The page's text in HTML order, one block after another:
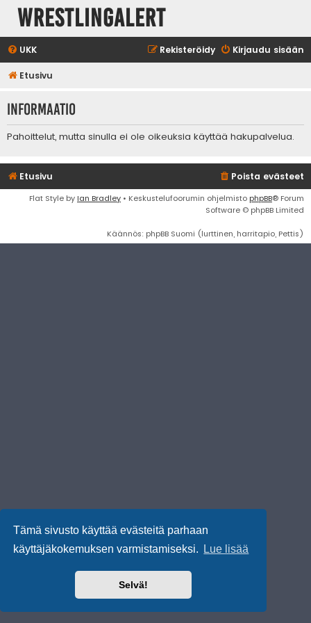
Tämä sivusto käyttää evästeitä parhaan
käyttäjäkokemuksen varmistamiseksi.
Lue lisää
Selvä!
WrestlingAlert
UKK Kirjaudu sisään
Rekisteröidy
Etusivu
Informaatio
Pahoittelut, mutta sinulla ei ole oikeuksia käyttää hakupalvelua.
Etusivu Poista evästeet
Flat Style by Ian Bradley • Keskustelufoorumin ohjelmisto phpBB® Forum
Software © phpBB Limited
Käännös: phpBB Suomi (lurttinen, harritapio, Pettis)